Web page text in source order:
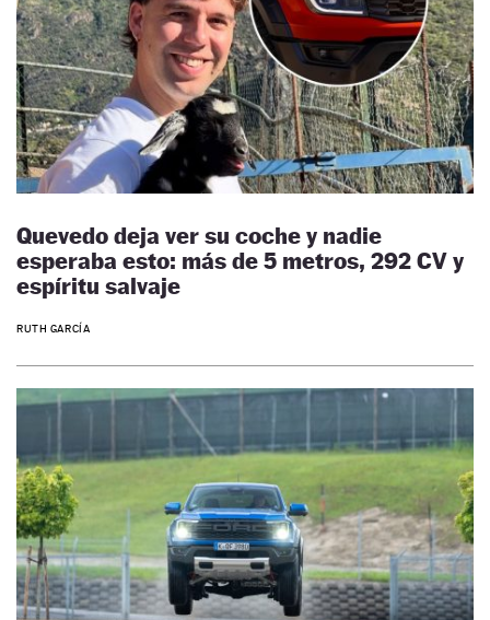
Quevedo deja ver su coche y nadie
esperaba esto: más de 5 metros, 292 CV y
espíritu salvaje
RUTH GARCÍA